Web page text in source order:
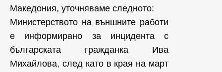
Македония, уточняваме следното:
Министерството на външните работи
е информирано за инцидента с
българската гражданка Ива
Михайлова, след като в края на март